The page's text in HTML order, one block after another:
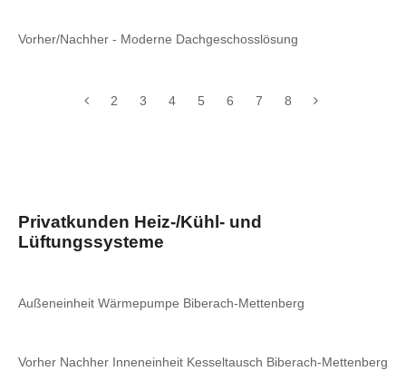
Vorher/Nachher - Moderne Dachgeschosslösung
2 3 4 5 6 7 8
Privatkunden Heiz-/Kühl- und
Lüftungssysteme
Außeneinheit Wärmepumpe Biberach-Mettenberg
Vorher Nachher Inneneinheit Kesseltausch Biberach-Mettenberg